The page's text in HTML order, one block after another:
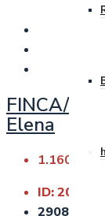
FINCA/
Elena
ID:20762
2908